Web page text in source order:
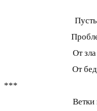
От
От
***
Ветки